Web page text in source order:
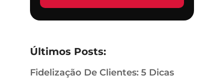
Últimos Posts:
Fidelização De Clientes: 5 Dicas